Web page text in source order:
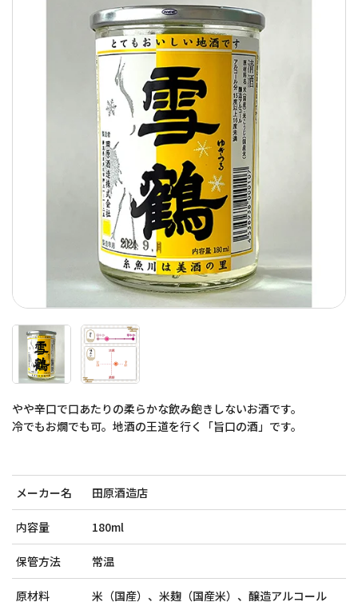
やや辛口で口あたりの柔らかな飲み飽きしないお酒です。
冷でもお燗でも可。地酒の王道を行く「旨口の酒」です。
メーカー名 田原酒造店
内容量 180ml
保管方法 常温
原材料 米（国産）、米麹（国産米）、醸造アルコール